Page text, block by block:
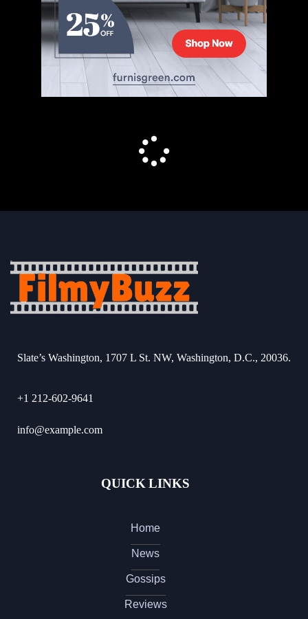
Slate’s Washington, 1707 L St. NW, Washington, D.C., 20036.
+1 212-602-9641
info@example.com
QUICK LINKS
Home
News
Gossips
Reviews